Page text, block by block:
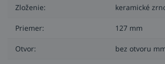
na tvarovanie, dokončovanie
Triedy 80+ a 120+ sú ideálne na
Zloženie: keramické
Priemer: 127 mm
Otvor: bez otvoru